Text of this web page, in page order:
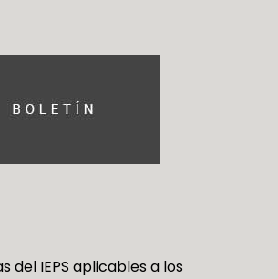
IEPS aplicables a los